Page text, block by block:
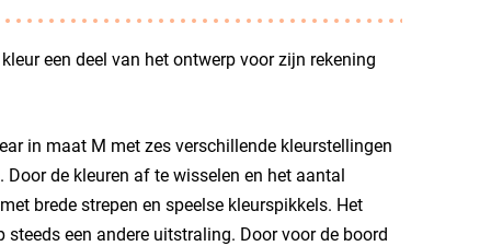
een deel van het ontwerp voor zijn rekening
in maat M met zes verschillende kleurstellingen
Door de kleuren af te wisselen en het aantal
brede strepen en speelse kleurspikkels. Het
een andere uitstraling. Door voor de boord